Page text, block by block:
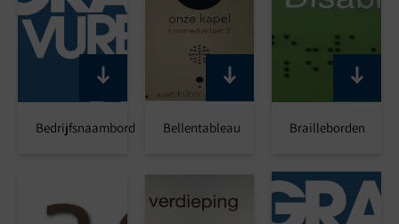
Bedrijfsnaambord Bellentableau Brailleborden